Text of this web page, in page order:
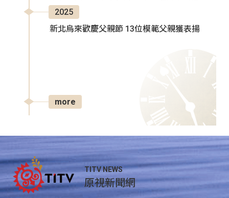
2025
新北烏來歡慶父親節 13位模範父親獲表揚
more
TITV NEWS
原視新聞網